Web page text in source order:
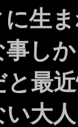
生
し
最
大